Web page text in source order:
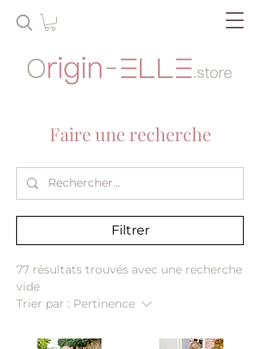
Faire une recherche
Filtrer
77 résultats trouvés avec une recherche
vide
Trier par : Pertinence